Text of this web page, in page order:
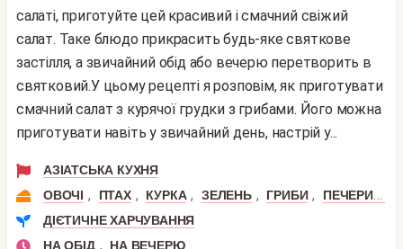
салаті, приготуйте цей красивий і смачний свіжий
салат. Таке блюдо прикрасить будь-яке святкове
застілля, а звичайний обід або вечерю перетворить в
святковий.У цьому рецепті я розповім, як приготувати
смачний салат з курячої грудки з грибами. Його можна
приготувати навіть у звичайний день, настрій у...
АЗІАТСЬКА КУХНЯ
ОВОЧІ , ПТАХ , КУРКА , ЗЕЛЕНЬ , ГРИБИ , ПЕЧЕРИЦІ
ДІЄТИЧНЕ ХАРЧУВАННЯ
НА ОБІД ,
НА ВЕЧЕРЮ